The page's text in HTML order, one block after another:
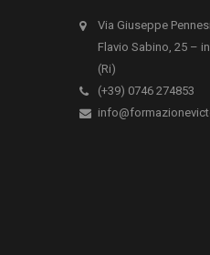
Via Giuseppe
Flavio Sabino, 25 –
(Ri)
(+39) 0746 274853